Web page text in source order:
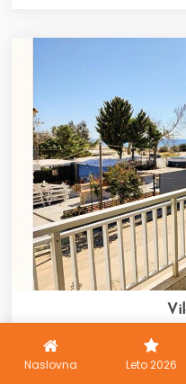
Nea
Naslovna
Leto 2026